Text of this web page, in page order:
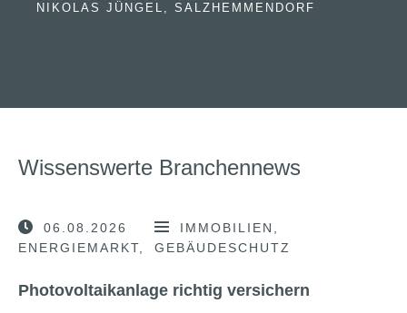
NIKOLAS JÜNGEL, SALZHEMMENDORF
Wissenswerte Branchennews
06.08.2026
IMMOBILIEN
ENERGIEMARKT
GEBÄUDESCHUTZ
Photovoltaikanlage richtig versichern